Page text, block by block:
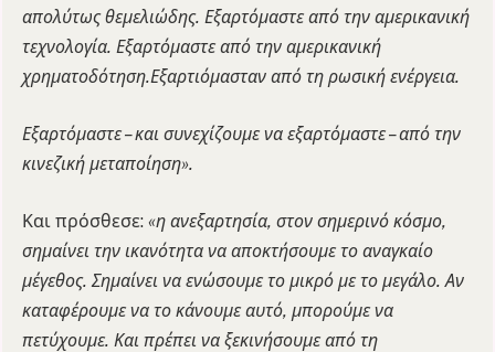
απολύτως θεμελιώδης. Εξαρτόμαστε από την αμερικανική
τεχνολογία. Εξαρτόμαστε από την αμερικανική
χρηματοδότηση.Εξαρτιόμασταν από τη ρωσική ενέργεια.
Εξαρτόμαστε – και συνεχίζουμε να εξαρτόμαστε – από την
κινεζική μεταποίηση».
Και πρόσθεσε: «η ανεξαρτησία, στον σημερινό κόσμο,
σημαίνει την ικανότητα να αποκτήσουμε το αναγκαίο
μέγεθος. Σημαίνει να ενώσουμε το μικρό με το μεγάλο. Αν
καταφέρουμε να το κάνουμε αυτό, μπορούμε να
πετύχουμε. Και πρέπει να ξεκινήσουμε από τη